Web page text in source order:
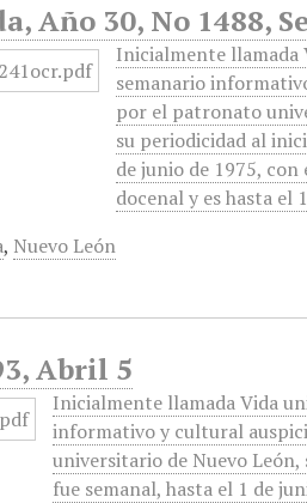
Año 30, No 1488,
Inicialmente llamada
semanario
por el patronato
su periodicidad al
de junio de 1975, con
docenal y es hasta el
, Nuevo León
Abril 5
Inicialmente llamada Vida
informativo y cultural
universitario de Nuevo
fue semanal, hasta el 1 de